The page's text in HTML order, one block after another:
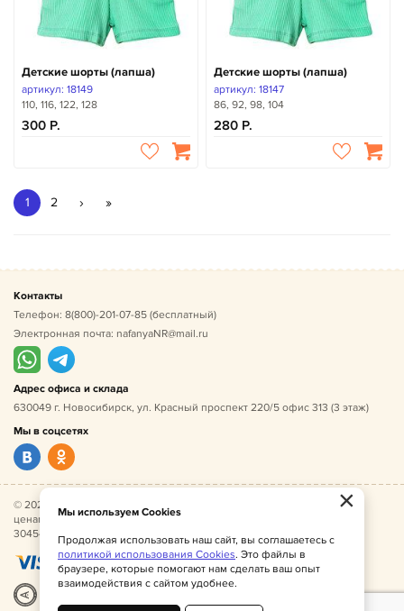
Детские шорты (лапша)
артикул: 18149
110, 116, 122, 128
300
Детские шорты (лапша)
артикул: 18147
86, 92, 98, 104
280
1 2 › »
Контакты
Телефон: 8(800)-201-07-85 (бесплатный)
Электронная почта: nafanyaNR@mail.ru
Адрес офиса и склада
630049 г. Новосибирск, ул. Красный проспект 220/5 офис 313 (3 этаж)
Мы в соцсетях
© 2026 Нафаня — оптовые поставки детской одежды по
ценам производителя. ИНН 541005493544, ОГРН
304541027500052.
×
Мы используем Cookies
Продолжая использовать наш сайт, вы соглашаетесь с
политикой использования Cookies. Это файлы в
браузере, которые помогают нам сделать ваш опыт
взаимодействия с сайтом удобнее.